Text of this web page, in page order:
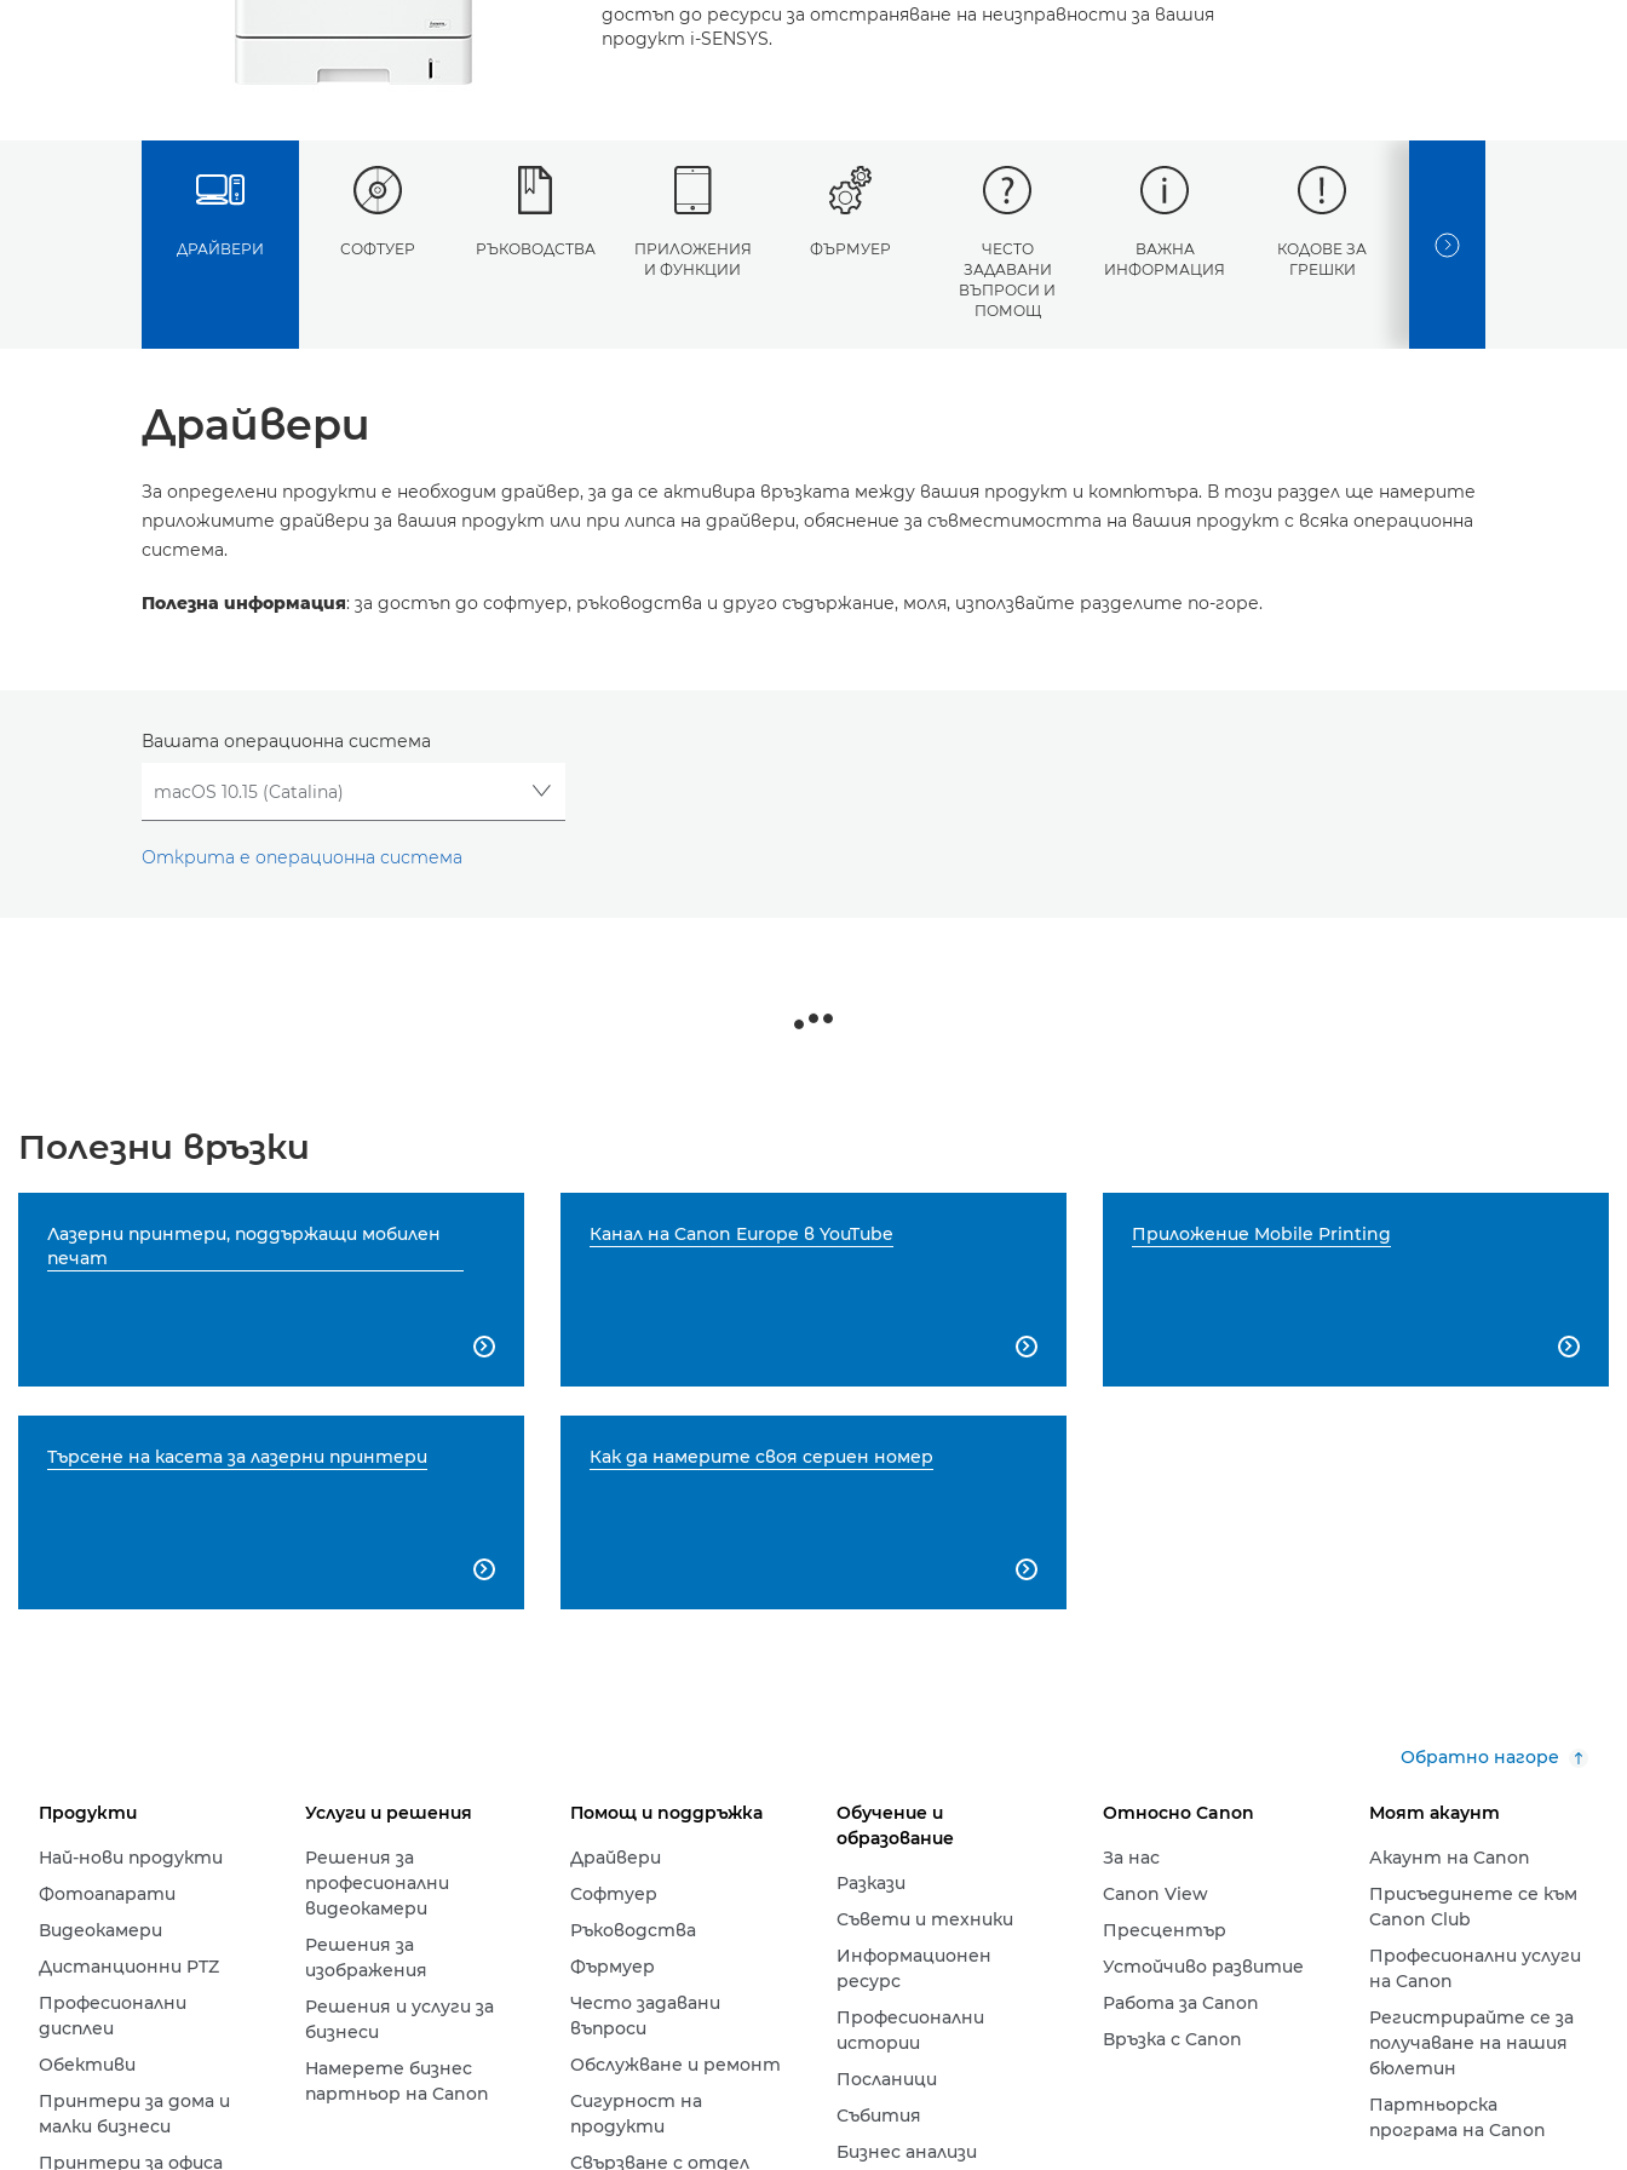
достъп до ресурси за отстраняване на неизправности за вашия
продукт i-SENSYS.
ДРАЙВЕРИ СОФТУЕР РЪКОВОДСТВА
ПРИЛОЖЕНИЯ
И ФУНКЦИИ
ФЪРМУЕР
ЧЕСТО
ЗАДАВАНИ
ВЪПРОСИ И
ПОМОЩ
ВАЖНА
ИНФОРМАЦИЯ
КОДОВЕ ЗА
ГРЕШКИ
СПЕЦИФИКАЦИИ
NEXT SLIDE
Драйвери
За определени продукти е необходим драйвер, за да се активира връзката между вашия продукт и компютъра. В този раздел ще намерите
приложимите драйвери за вашия продукт или при липса на драйвери, обяснение за съвместимостта на вашия продукт с всяка операционна
система.
Полезна информация: за достъп до софтуер, ръководства и друго съдържание, моля, използвайте разделите по-горе.
Вашата операционна система
Открита е операционна система
Полезни връзки
Лазерни принтери, поддържащи мобилен
печат

Канал на Canon Europe в YouTube

Приложение Mobile Printing

Търсене на касета за лазерни принтери

Как да намерите своя сериен номер

Обратно нагоре
Продукти
Най-нови продукти
Фотоапарати
Видеокамери
Дистанционни PTZ
Професионални
дисплеи
Обективи
Принтери за дома и
малки бизнеси
Принтери за офиса
Услуги и решения
Решения за
професионални
видеокамери
Решения за
изображения
Решения и услуги за
бизнеси
Намерете бизнес
партньор на Canon
Помощ и поддръжка
Драйвери
Софтуер
Ръководства
Фърмуер
Често задавани
въпроси
Обслужване и ремонт
Сигурност на
продукти
Свързване с отдел
Обучение и
образование
Разкази
Съвети и техники
Информационен
ресурс
Професионални
истории
Посланици
Събития
Бизнес анализи
Относно Canon
За нас
Canon View
Пресцентър
Устойчиво развитие
Работа за Canon
Връзка с Canon
Моят акаунт
Акаунт на Canon
Присъединете се към
Canon Club
Професионални услуги
на Canon
Регистрирайте се за
получаване на нашия
бюлетин
Партньорска
програма на Canon